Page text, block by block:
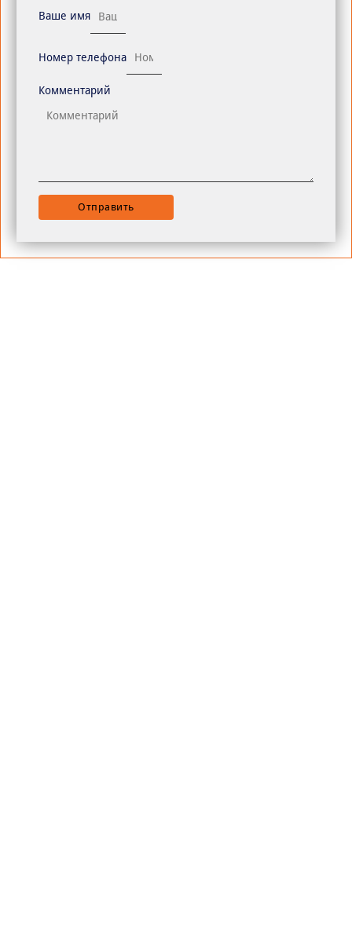
Ваше имя
Номер телефона
Комментарий
Отправить